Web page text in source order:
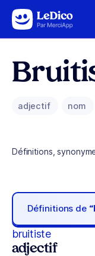
Aller au contenu
adjectif nom
Définitions,
Définitions de
bruitiste
adjectif